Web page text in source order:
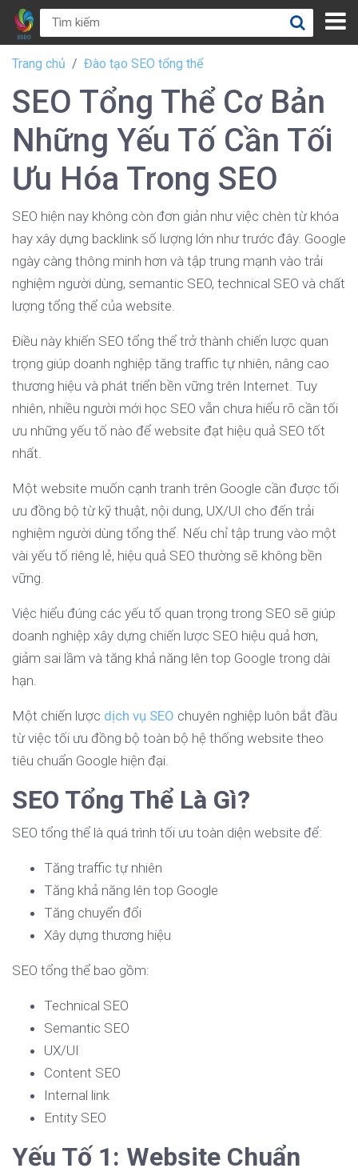
Trang chủ Đào tạo SEO tổng thể
SEO Tổng Thể Cơ Bản
Những Yếu Tố Cần Tối
Ưu Hóa Trong SEO
SEO hiện nay không còn đơn giản như việc chèn từ khóa
hay xây dựng backlink số lượng lớn như trước đây. Google
ngày càng thông minh hơn và tập trung mạnh vào trải
nghiệm người dùng, semantic SEO, technical SEO và chất
lượng tổng thể của website.
Điều này khiến SEO tổng thể trở thành chiến lược quan
trọng giúp doanh nghiệp tăng traffic tự nhiên, nâng cao
thương hiệu và phát triển bền vững trên Internet. Tuy
nhiên, nhiều người mới học SEO vẫn chưa hiểu rõ cần tối
ưu những yếu tố nào để website đạt hiệu quả SEO tốt
nhất.
Một website muốn cạnh tranh trên Google cần được tối
ưu đồng bộ từ kỹ thuật, nội dung, UX/UI cho đến trải
nghiệm người dùng tổng thể. Nếu chỉ tập trung vào một
vài yếu tố riêng lẻ, hiệu quả SEO thường sẽ không bền
vững.
Việc hiểu đúng các yếu tố quan trọng trong SEO sẽ giúp
doanh nghiệp xây dựng chiến lược SEO hiệu quả hơn,
giảm sai lầm và tăng khả năng lên top Google trong dài
hạn.
Một chiến lược dịch vụ SEO chuyên nghiệp luôn bắt đầu
từ việc tối ưu đồng bộ toàn bộ hệ thống website theo
tiêu chuẩn Google hiện đại.
SEO Tổng Thể Là Gì?
SEO tổng thể là quá trình tối ưu toàn diện website để:
Tăng traffic tự nhiên
Tăng khả năng lên top Google
Tăng chuyển đổi
Xây dựng thương hiệu
SEO tổng thể bao gồm:
Technical SEO
Semantic SEO
UX/UI
Content SEO
Internal link
Entity SEO
Yếu Tố 1: Website Chuẩn